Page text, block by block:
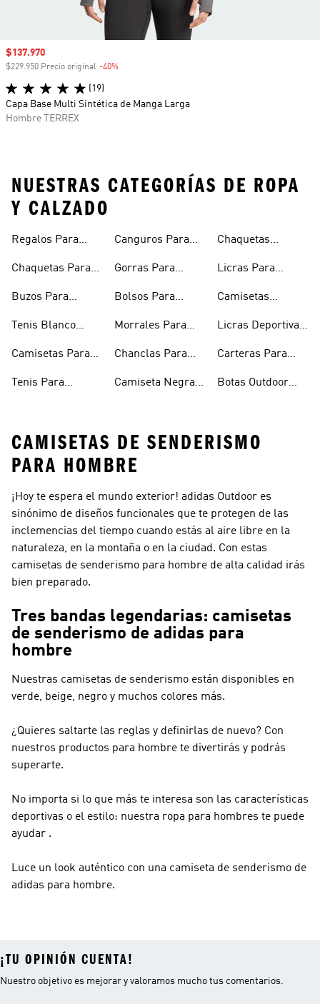
Precio de venta
$137.970
$229.950 Precio original -40%
(19)
Capa Base Multi Sintética de Manga Larga
Hombre TERREX
NUESTRAS CATEGORÍAS DE ROPA
Y CALZADO
Regalos Para
Chaquetas Para
Buzos Para
Tenis Blanco
Camisetas Para
Tenis Para
Canguros Para
Gorras Para
Bolsos Para
Morrales Para
Chanclas Para
Camiseta Negra
Chaquetas
Hombre
Licras Para
Camisetas
Hombre
Licras Deportivas
Carteras Para
Botas Outdoor
CAMISETAS DE SENDERISMO
PARA HOMBRE
¡Hoy te espera el mundo exterior! adidas Outdoor es
sinónimo de diseños funcionales que te protegen de las
inclemencias del tiempo cuando estás al aire libre en la
naturaleza, en la montaña o en la ciudad. Con estas
camisetas de senderismo para hombre de alta calidad irás
bien preparado.
Tres bandas legendarias: camisetas
de senderismo de adidas para
hombre
Nuestras camisetas de senderismo están disponibles en
verde, beige, negro y muchos colores más.
¿Quieres saltarte las reglas y definirlas de nuevo? Con
nuestros productos para hombre te divertirás y podrás
superarte.
No importa si lo que más te interesa son las características
deportivas o el estilo: nuestra ropa para hombres te puede
ayudar .
Luce un look auténtico con una camiseta de senderismo de
adidas para hombre.
¡TU OPINIÓN CUENTA!
Nuestro objetivo es mejorar y valoramos mucho tus comentarios.